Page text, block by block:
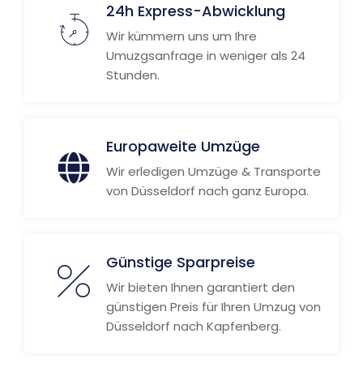
24h Express-Abwicklung
Wir kümmern uns um Ihre
Umuzgsanfrage in weniger als 24
Stunden.
Europaweite Umzüge
Wir erledigen Umzüge & Transporte
von Düsseldorf nach ganz Europa.
Günstige Sparpreise
Wir bieten Ihnen garantiert den
günstigen Preis für Ihren Umzug von
Düsseldorf nach Kapfenberg.